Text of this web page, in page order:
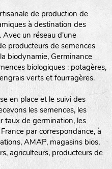
de production de
à destination des
Avec un réseau d'une
producteurs de semences
biodynamie, Germinance
biologiques : potagères,
verts et fourragères.
en place et le suivi des
les semences, les
taux de germination, les
par correspondance, à
AMAP, magasins bios,
agriculteurs, producteurs de